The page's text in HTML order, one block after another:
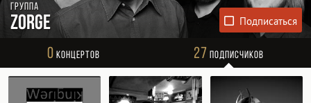
Группа
Zorge
0 Концертов 27 Подписчиков